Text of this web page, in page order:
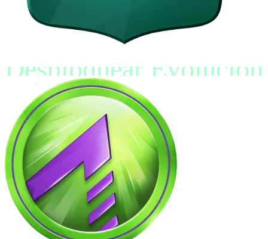
Desbloquear Evolución